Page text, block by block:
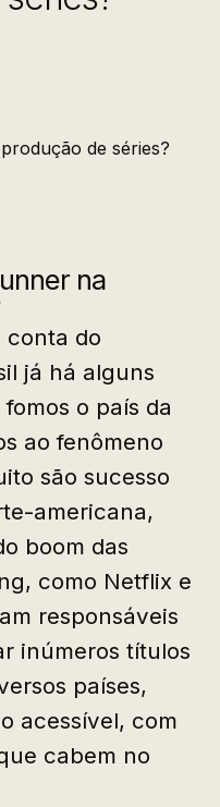
na
conta do
já há alguns
o país da
ao fenômeno
são sucesso
americana,
boom das
como Netflix e
responsáveis
inúmeros títulos
países,
acessível, com
cabem no